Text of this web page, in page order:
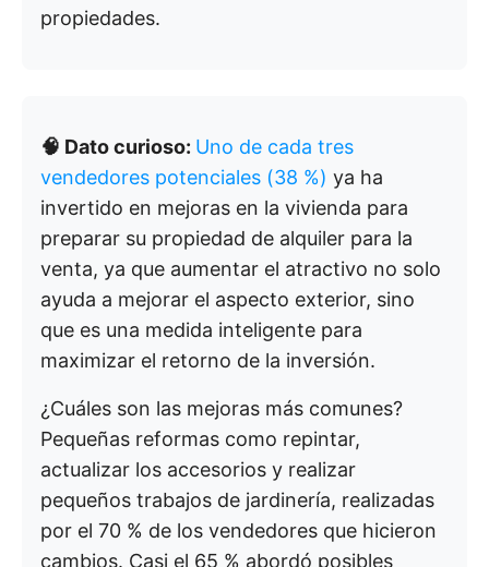
propiedades.
🧠 Dato curioso: Uno de cada tres
vendedores potenciales (38 %) ya ha
invertido en mejoras en la vivienda para
preparar su propiedad de alquiler para la
venta, ya que aumentar el atractivo no solo
ayuda a mejorar el aspecto exterior, sino
que es una medida inteligente para
maximizar el retorno de la inversión.
¿Cuáles son las mejoras más comunes?
Pequeñas reformas como repintar,
actualizar los accesorios y realizar
pequeños trabajos de jardinería, realizadas
por el 70 % de los vendedores que hicieron
cambios. Casi el 65 % abordó posibles